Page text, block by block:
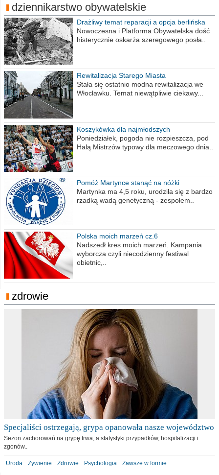
dziennikarstwo obywatelskie
Drażliwy temat reparacji a opcja berlińska
Nowoczesna i Platforma Obywatelska dość
histerycznie oskarża szeregowego posła..
Rewitalizacja Starego Miasta
Stała się ostatnio modna rewitalizacja we
Włocławku. Temat niewątpliwie ciekawy...
Koszykówka dla najmłodszych
Poniedziałek, pogoda nie rozpieszcza, pod
Halą Mistrzów typowy dla meczowego dnia..
Pomóż Martynce stanąć na nóżki
Martynka ma 4,5 roku, urodziła się z bardzo
rzadką wadą genetyczną - zespołem..
Polska moich marzeń cz.6
Nadszedł kres moich marzeń. Kampania
wyborcza czyli niecodzienny festiwal
obietnic,..
zdrowie
Specjaliści ostrzegają, grypa opanowała nasze województwo
Sezon zachorowań na grypę trwa, a statystyki przypadków, hospitalizacji i
zgonów..
Uroda Żywienie Zdrowie Psychologia Zawsze w formie